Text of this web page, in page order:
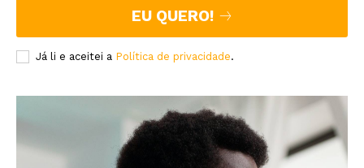
EU QUERO!
Já li e aceitei a Política de privacidade.